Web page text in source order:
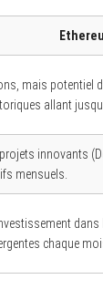
mais potentiel
allant
innovants
mensuels.
chaque